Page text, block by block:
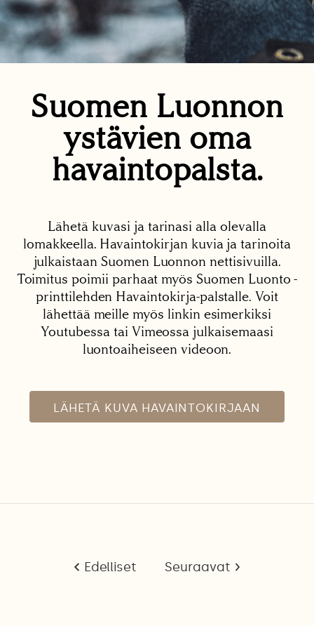
Suomen Luonnon
ystävien oma
havaintopalsta.
Lähetä kuvasi ja tarinasi alla olevalla
lomakkeella. Havaintokirjan kuvia ja tarinoita
julkaistaan Suomen Luonnon nettisivuilla.
Toimitus poimii parhaat myös Suomen Luonto -
printtilehden Havaintokirja-palstalle. Voit
lähettää meille myös linkin esimerkiksi
Youtubessa tai Vimeossa julkaisemaasi
luontoaiheiseen videoon.
LÄHETÄ KUVA HAVAINTOKIRJAAN
Edelliset Seuraavat